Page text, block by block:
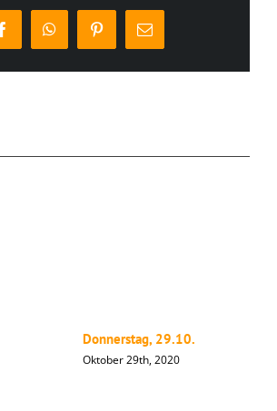
FacebookWhatsAppPinterest
E-
Mail
Donnerstag, 29.10.
Oktober 29th, 2020